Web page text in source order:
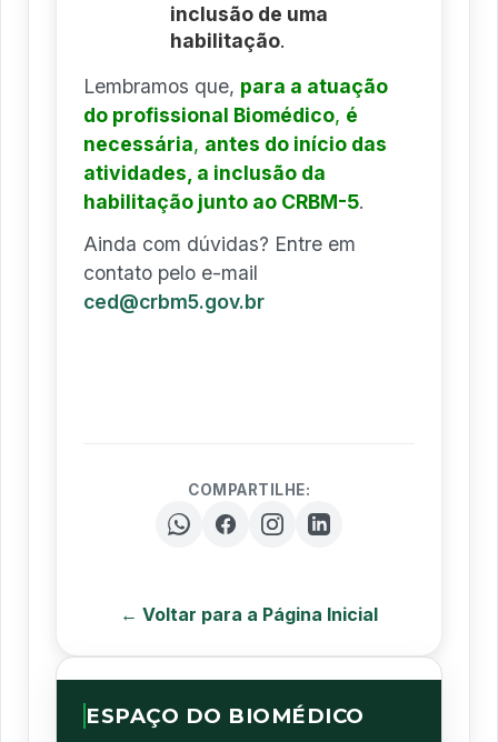
inclusão de uma
habilitação.
Lembramos que, para a atuação
do profissional Biomédico, é
necessária, antes do início das
atividades, a inclusão da
habilitação junto ao CRBM-5.
Ainda com dúvidas? Entre em
contato pelo e-mail
ced@crbm5.gov.br
COMPARTILHE:
← Voltar para a Página Inicial
ESPAÇO DO BIOMÉDICO